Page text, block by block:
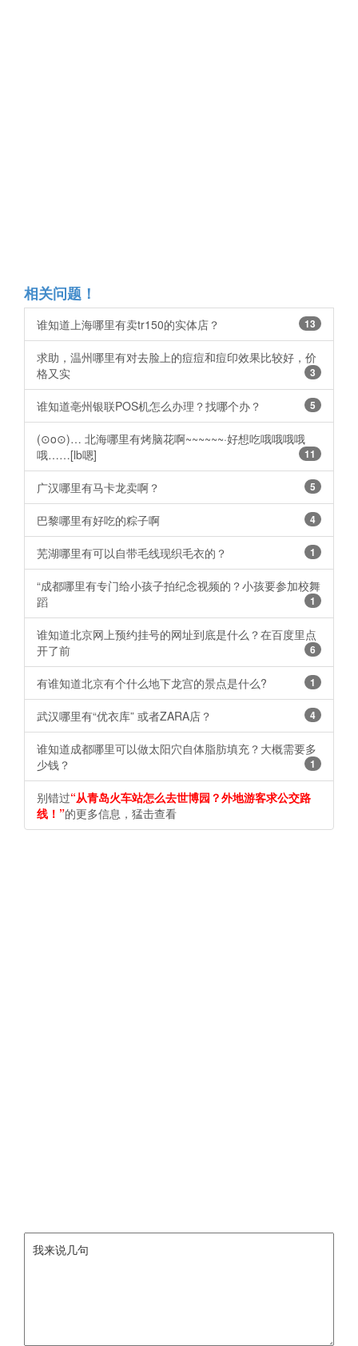
相关问题！
谁知道上海哪里有卖tr150的实体店？ 13
求助，温州哪里有对去脸上的痘痘和痘印效果比较好，价
格又实
3
谁知道亳州银联POS机怎么办理？找哪个办？ ​​​​ 5
(⊙o⊙)… 北海哪里有烤脑花啊~~~~~~·好想吃哦哦哦哦
哦……[lb嗯]
11
广汉哪里有马卡龙卖啊？ 5
巴黎哪里有好吃的粽子啊 4
芜湖哪里有可以自带毛线现织毛衣的？ 1
“成都哪里有专门给小孩子拍纪念视频的？小孩要参加校舞
蹈
1
谁知道北京网上预约挂号的网址到底是什么？在百度里点
开了前
6
有谁知道北京有个什么地下龙宫的景点是什么? 1
武汉哪里有“优衣库” 或者ZARA店？ 4
谁知道成都哪里可以做太阳穴自体脂肪填充？大概需要多
少钱？
1
别错过“从青岛火车站怎么去世博园？外地游客求公交路
线！”的更多信息，猛击查看